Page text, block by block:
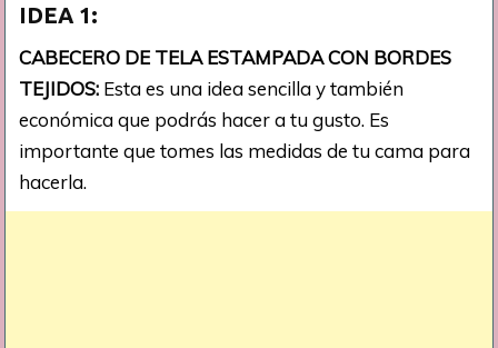
IDEA 1:
CABECERO DE TELA ESTAMPADA CON BORDES
TEJIDOS: Esta es una idea sencilla y también
económica que podrás hacer a tu gusto. Es
importante que tomes las medidas de tu cama para
hacerla.